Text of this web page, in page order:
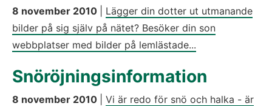
8 november 2010
Lägger din dotter ut utmanande
bilder på sig själv på nätet? Besöker din son
webbplatser med bilder på lemlästade...
Snöröjningsinformation
8 november 2010
Vi är redo för snö och halka - är